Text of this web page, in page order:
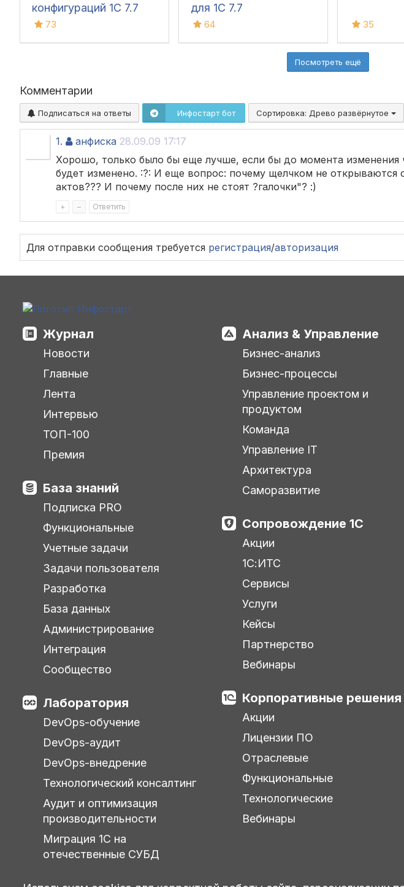
конфигураций 1С 7.7
73
для 1С 7.7
64 35
Посмотреть ещё
Комментарии
Подписаться на ответы Инфостарт бот Сортировка: Древо развёрнутое
1. анфиска 28.09.09 17:17
Хорошо, только было бы еще лучше, если бы до момента изменения
будет изменено. :?: И еще вопрос: почему щелчком не открываются
актов??? И почему после них не стоят ?галочки"? :)
+ – Ответить
Для отправки сообщения требуется регистрация/авторизация
Журнал
Новости
Главные
Лента
Интервью
ТОП-100
Премия
База знаний
Подписка PRO
Функциональные
Учетные задачи
Задачи пользователя
Разработка
База данных
Администрирование
Интеграция
Сообщество
Лаборатория
DevOps-обучение
DevOps-аудит
DevOps-внедрение
Технологический консалтинг
Аудит и оптимизация
производительности
Миграция 1С на
отечественные СУБД
Анализ & Управление
Бизнес-анализ
Бизнес-процессы
Управление проектом и
продуктом
Команда
Управление IT
Архитектура
Саморазвитие
Сопровождение 1С
Акции
1С:ИТС
Сервисы
Услуги
Кейсы
Партнерство
Вебинары
Корпоративные решения
Акции
Лицензии ПО
Отраслевые
Функциональные
Технологические
Вебинары